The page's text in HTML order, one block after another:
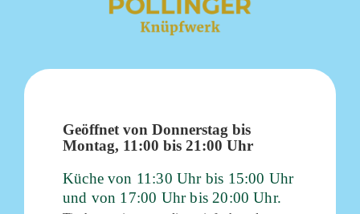
Geöffnet von Donnerstag bis
Montag, 11:00 bis 21:00 Uhr
Küche von 11:30 Uhr bis 15:00 Uhr
und von 17:00 Uhr bis 20:00 Uhr.